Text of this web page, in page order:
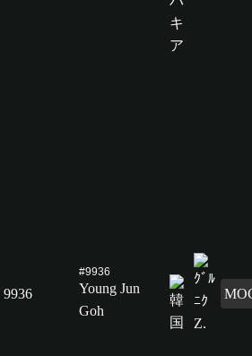
9936
#9936
Young Jun
Goh